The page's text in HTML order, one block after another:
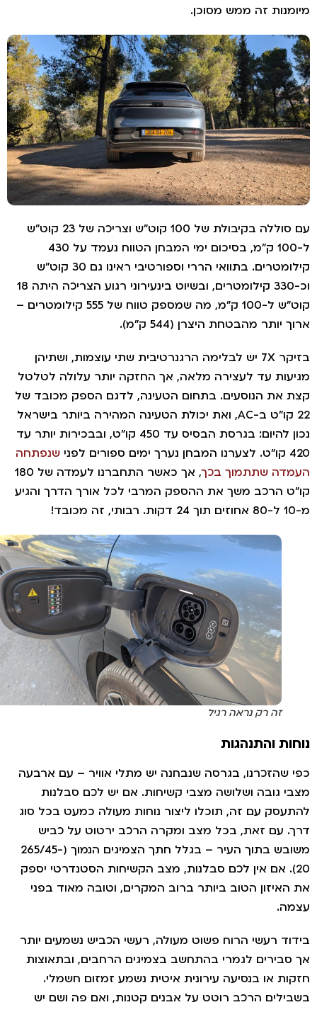
זה ממש מסוכן.
עם סוללה בקיבולת של 100 קוט"ש וצריכה של 23 קוט"ש
ל-100 ק"מ, בסיכום ימי המבחן הטווח נעמד על 430
קילומטרים. בתוואי הררי וספורטיבי ראינו גם 30 קוט"ש
וכ-330 קילומטרים, ובשיוט בינעירוני רגוע הצריכה היתה 18
קוט"ש ל-100 ק"מ, מה שמספק טווח של 555 קילומטרים –
יותר מהבטחת היצרן (544 ק"מ).
בזיקר 7X יש לבלימה הרגנרטיבית שתי עוצמות, ושתיהן
עד לעצירה מלאה, אך החזקה יותר עלולה לטלטל
את הנוסעים. בתחום הטעינה, לדגם הספק מכובד של
22 קו"ט ב-AC, ואת יכולת הטעינה המהירה ביותר בישראל
נכון להיום: בגרסת הבסיס עד 450 קו"ט, ובבכירות יותר עד
שנפתחה
שתתמוך בכך
, אך כאשר התחברנו לעמדה של 180
הרכב משך את ההספק המרבי לכל אורך הדרך והגיע
זה רק נראה רגיל
והתנהגות
שהזכרנו, בגרסה שנבחנה יש מתלי אוויר – עם ארבעה
גובה ושלושה מצבי קשיחות. אם יש לכם סבלנות
עם זה, תוכלו ליצור נוחות מעולה כמעט בכל סוג
עם זאת, בכל מצב ומקרה הרכב ירטוט על כביש
משובש בתוך העיר – בגלל חתך הצמיגים הנמוך (265/45-
20). אם אין לכם סבלנות, מצב הקשיחות הסטנדרטי יספק
הטוב ביותר ברוב המקרים, וטובה מאוד בפני
רעשי הרוח פשוט מעולה, רעשי הכביש נשמעים יותר
לגמרי בהתחשב בצמיגים הרחבים, ובתאוצות
או בנסיעה עירונית איטית נשמע זמזום חשמלי.
הרכב רוטט על אבנים קטנות, ואם פה ושם יש